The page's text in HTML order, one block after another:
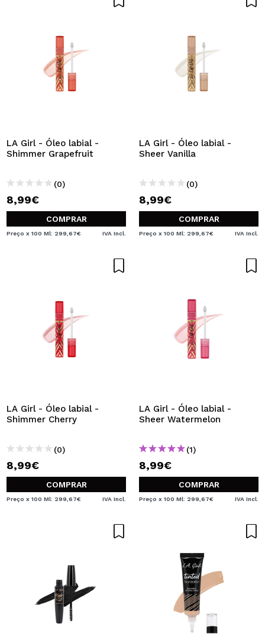
LA Girl - Óleo labial -
Shimmer Grapefruit
(0)
8,99€
COMPRAR
Preço x 100 Ml: 299,67€ IVA Incl.
LA Girl - Óleo labial -
Sheer Vanilla
(0)
8,99€
COMPRAR
Preço x 100 Ml: 299,67€ IVA Incl.
LA Girl - Óleo labial -
Shimmer Cherry
(0)
8,99€
COMPRAR
Preço x 100 Ml: 299,67€ IVA Incl.
LA Girl - Óleo labial -
Sheer Watermelon
(1)
8,99€
COMPRAR
Preço x 100 Ml: 299,67€ IVA Incl.